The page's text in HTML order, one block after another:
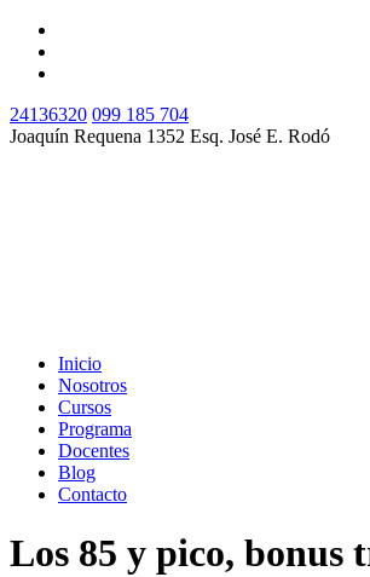
24136320 099 185 704
Joaquín Requena 1352 Esq. José E. Rodó
Inicio
Nosotros
Cursos
Programa
Docentes
Blog
Contacto
Los 85 y pico, bonus